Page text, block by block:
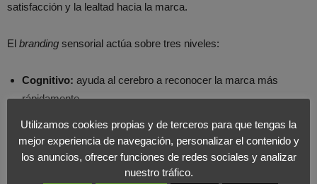
satisfacción y la lealtad hacia la marca.
El branding sensorial actúa sobre tres niveles:
Cognitivo: ayuda al cerebro a reconocer la marca más
rápidamente.
producto o servicio.
Conductual: influye en la decisión de compra y en la
repetición de consumo.
Utilizamos cookies propias y de terceros para que tengas la
mejor experiencia de navegación, personalizar el contenido y
los anuncios, ofrecer funciones de redes sociales y analizar
nuestro tráfico.